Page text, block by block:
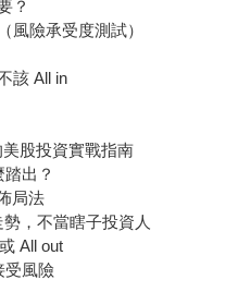
？
風險承受度測試）
該 All in
股投資實戰指南
出？
局法
，不當瞎子投資人
All out
受風險